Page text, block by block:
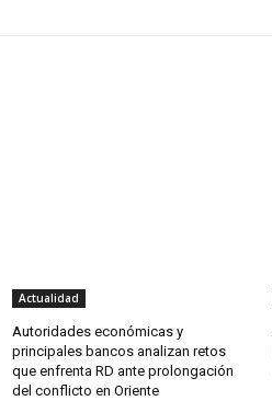
Actualidad
Autoridades económicas y
principales bancos analizan retos
que enfrenta RD ante prolongación
del conflicto en Oriente